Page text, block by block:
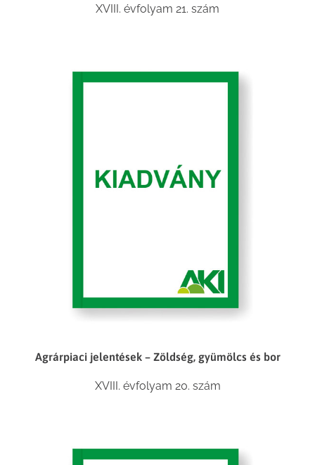
XVIII. évfolyam 21. szám
Agrárpiaci jelentések – Zöldség, gyümölcs és bor
XVIII. évfolyam 20. szám